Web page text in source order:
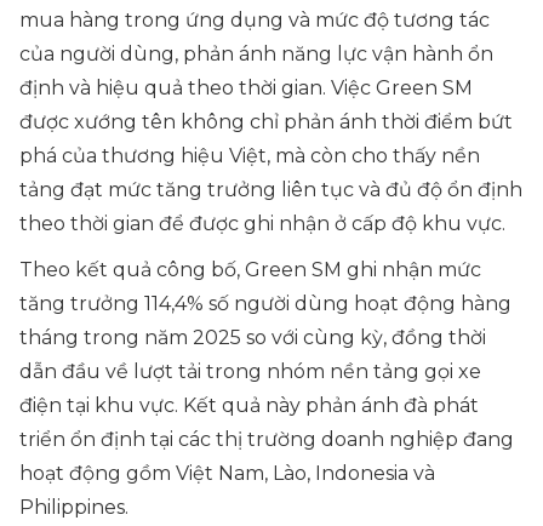
mua hàng trong ứng dụng và mức độ tương tác
của người dùng, phản ánh năng lực vận hành ổn
định và hiệu quả theo thời gian. Việc Green SM
được xướng tên không chỉ phản ánh thời điểm bứt
phá của thương hiệu Việt, mà còn cho thấy nền
tảng đạt mức tăng trưởng liên tục và đủ độ ổn định
theo thời gian để được ghi nhận ở cấp độ khu vực.
Theo kết quả công bố, Green SM ghi nhận mức
tăng trưởng 114,4% số người dùng hoạt động hàng
tháng trong năm 2025 so với cùng kỳ, đồng thời
dẫn đầu về lượt tải trong nhóm nền tảng gọi xe
điện tại khu vực. Kết quả này phản ánh đà phát
triển ổn định tại các thị trường doanh nghiệp đang
hoạt động gồm Việt Nam, Lào, Indonesia và
Philippines.